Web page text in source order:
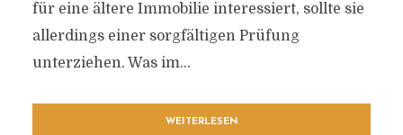
für eine ältere Immobilie interessiert, sollte sie
allerdings einer sorgfältigen Prüfung
unterziehen. Was im...
WEITERLESEN